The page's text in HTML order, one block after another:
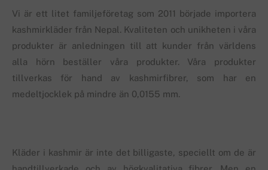
Vi är ett litet familjeföretag som 2011 började importera
kashmirkläder från Nepal. Kvaliteten och unikheten i våra
produkter är anledningen till att kunder från världens
alla hörn beställer våra produkter. Våra produkter
tillverkas för hand av kashmirfibrer, som har en
medeltjocklek på mindre än 0,0155 mm.
Kläder i kashmir är inte det billigaste, speciellt om de är